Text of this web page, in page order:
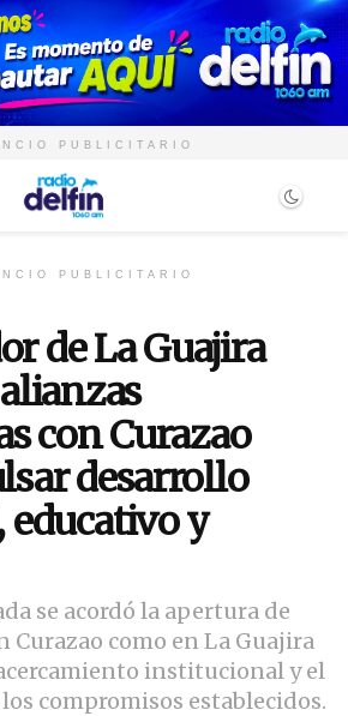
PUBLICITARIO
PUBLICITARIO
de La Guajira
con Curazao
desarrollo
educativo y
se acordó la apertura de
Curazao como en La Guajira
institucional y el
compromisos establecidos.